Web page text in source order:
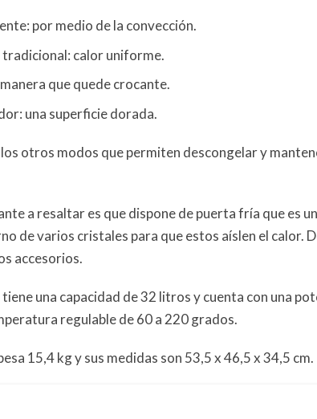
por medio de la convección.
tradicional: calor uniforme.
que quede crocante.
una superficie dorada.
otros modos que permiten descongelar y
a resaltar es que dispone de puerta fría que es
de varios cristales para que estos aíslen el calor.
accesorios.
una capacidad de 32 litros y cuenta con una
regulable de 60 a 220 grados.
15,4 kg y sus medidas son 53,5 x 46,5 x 34,5 cm.